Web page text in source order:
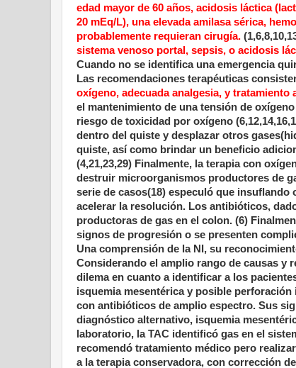
edad mayor de 60 años, acidosis láctica
20 mEq/L), una elevada amilasa sérica,
probablemente requieran cirugía.
sistema venoso portal, sepsis, o acidosis
Cuando no se identifica una emergencia
Las recomendaciones terapéuticas
oxígeno, adecuada analgesia, y
el mantenimiento de una tensión de
riesgo de toxicidad por oxígeno
dentro del quiste y desplazar otros
quiste, así como brindar un beneficio
(4,21,23,29) Finalmente, la terapia con
destruir microorganismos productores de
serie de casos(18) especuló que
acelerar la resolución. Los antibióticos,
productoras de gas en el colon. (6)
signos de progresión o se presenten
Una comprensión de la NI, su
Considerando el amplio rango de causas y
dilema en cuanto a identificar a los
isquemia mesentérica y posible
con antibióticos de amplio espectro. Sus
diagnóstico alternativo, isquemia
laboratorio, la TAC identificó gas en el
recomendó tratamiento médico pero
a la terapia conservadora, con corrección